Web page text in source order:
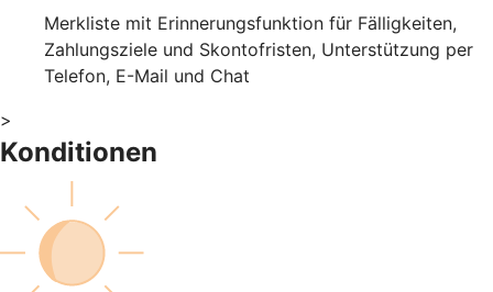
Merkliste mit Erinnerungsfunktion für Fälligkeiten,
Zahlungsziele und Skontofristen, Unterstützung per
Telefon, E-Mail und Chat
>
Konditionen